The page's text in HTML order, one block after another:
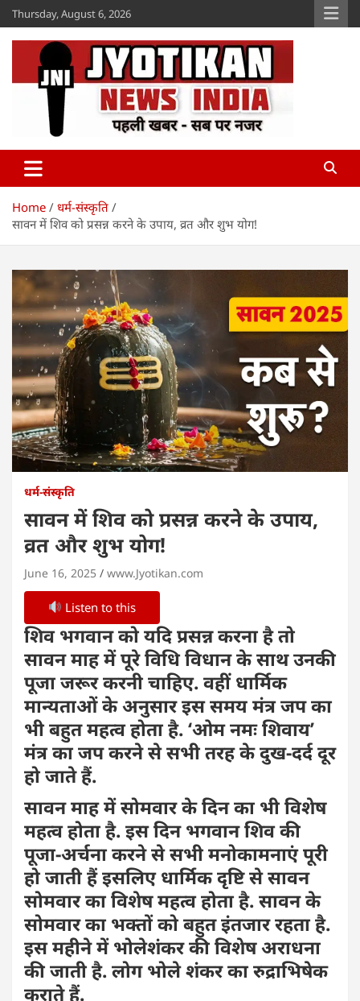
Skip
to
content
Thursday, August 6, 2026
Jyotikan
Home
धर्म-संस्कृति
सावन में शिव को प्रसन्न करने के उपाय, व्रत और शुभ योग!
धर्म-संस्कृति
सावन में शिव को प्रसन्न करने के उपाय,
व्रत और शुभ योग!
June 16, 2025 www.Jyotikan.com
Listen to this
शिव भगवान को यदि प्रसन्न करना है तो
सावन माह में पूरे विधि विधान के साथ उनकी
पूजा जरूर करनी चाहिए. वहीं धार्मिक
मान्यताओं के अनुसार इस समय मंत्र जप का
भी बहुत महत्व होता है. ‘ओम नमः शिवाय’
मंत्र का जप करने से सभी तरह के दुख-दर्द दूर
हो जाते हैं.
सावन माह में सोमवार के दिन का भी विशेष
महत्व होता है. इस दिन भगवान शिव की
पूजा-अर्चना करने से सभी मनोकामनाएं पूरी
हो जाती हैं इसलिए धार्मिक दृष्टि से सावन
सोमवार का विशेष महत्व होता है. सावन के
सोमवार का भक्तों को बहुत इंतजार रहता है.
इस महीने में भोलेशंकर की विशेष अराधना
की जाती है. लोग भोले शंकर का रुद्राभिषेक
कराते हैं.